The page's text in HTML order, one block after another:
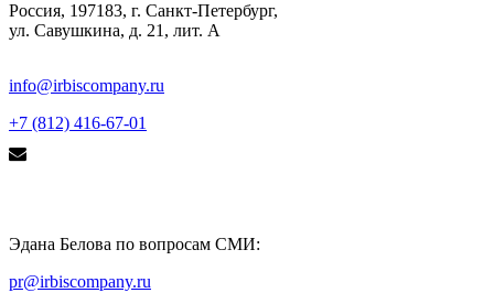
Россия, 197183, г. Санкт-Петербург,
ул. Савушкина, д. 21, лит. А
info@irbiscompany.ru
+7 (812) 416-67-01
Эдана Белова по вопросам СМИ:
pr@irbiscompany.ru